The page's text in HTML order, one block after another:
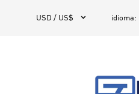
USD / US$  idioma: